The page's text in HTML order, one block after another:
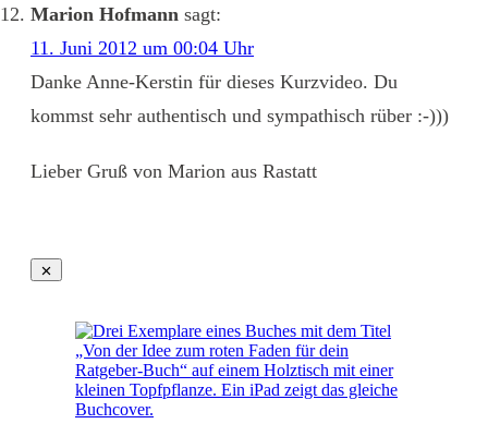
Marion Hofmann sagt:
11. Juni 2012 um 00:04 Uhr
Danke Anne-Kerstin für dieses Kurzvideo. Du
kommst sehr authentisch und sympathisch rüber :-)))
Lieber Gruß von Marion aus Rastatt